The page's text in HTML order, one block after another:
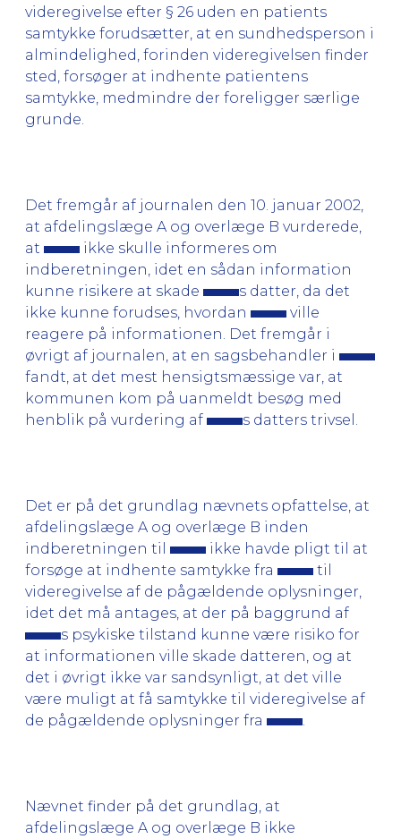
videregivelse efter § 26 uden en patients
samtykke forudsætter, at en sundhedsperson i
almindelighed, forinden videregivelsen finder
sted, forsøger at indhente patientens
samtykke, medmindre der foreligger særlige
grunde.
Det fremgår af journalen den 10. januar 2002,
at afdelingslæge A og overlæge B vurderede,
at
ikke skulle informeres om
indberetningen, idet en sådan information
kunne risikere at skade
s datter, da det
ikke kunne forudses, hvordan
ville
reagere på informationen. Det fremgår i
øvrigt af journalen, at en sagsbehandler i
fandt, at det mest hensigtsmæssige var, at
kommunen kom på uanmeldt besøg med
henblik på vurdering af
s datters trivsel.
Det er på det grundlag nævnets opfattelse, at
afdelingslæge A og overlæge B inden
indberetningen til
ikke havde pligt til at
forsøge at indhente samtykke fra
til
videregivelse af de pågældende oplysninger,
idet det må antages, at der på baggrund af
s psykiske tilstand kunne være risiko for
at informationen ville skade datteren, og at
det i øvrigt ikke var sandsynligt, at det ville
være muligt at få samtykke til videregivelse af
de pågældende oplysninger fra
Nævnet finder på det grundlag, at
afdelingslæge A og overlæge B ikke